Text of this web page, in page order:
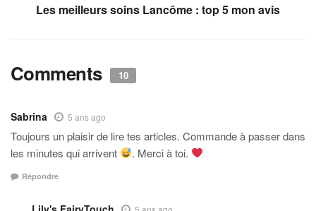
Les meilleurs soins Lancôme : top 5 mon avis
Comments 10
Sabrina 5 ans ago
Toujours un plaisir de lire tes articles. Commande à passer dans
les minutes qui arrivent
. Merci à toi.
Répondre